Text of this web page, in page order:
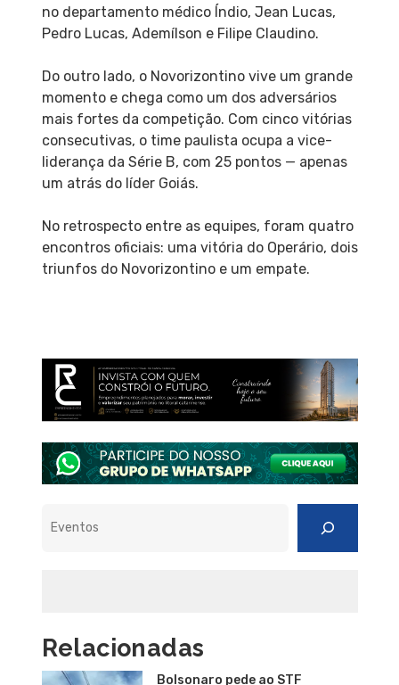
no departamento médico Índio, Jean Lucas,
Pedro Lucas, Ademílson e Filipe Claudino.
Do outro lado, o Novorizontino vive um grande
momento e chega como um dos adversários
mais fortes da competição. Com cinco vitórias
consecutivas, o time paulista ocupa a vice-
liderança da Série B, com 25 pontos — apenas
um atrás do líder Goiás.
No retrospecto entre as equipes, foram quatro
encontros oficiais: uma vitória do Operário, dois
triunfos do Novorizontino e um empate.
Relacionadas
Bolsonaro pede ao STF